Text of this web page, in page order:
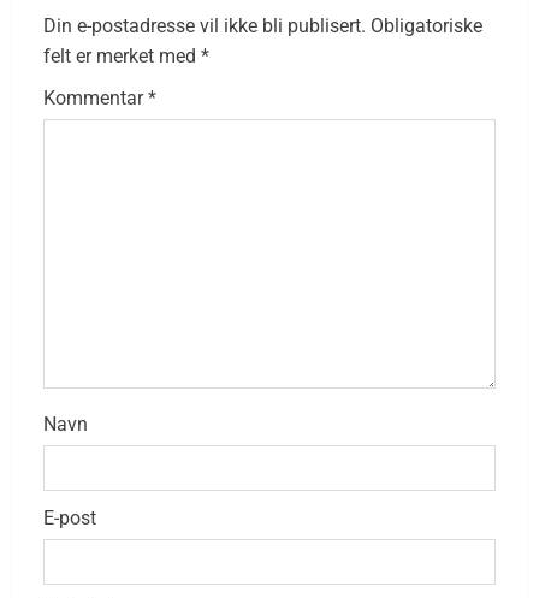
Din e-postadresse vil ikke bli publisert. Obligatoriske
felt er merket med *
Kommentar*
Navn
E-post